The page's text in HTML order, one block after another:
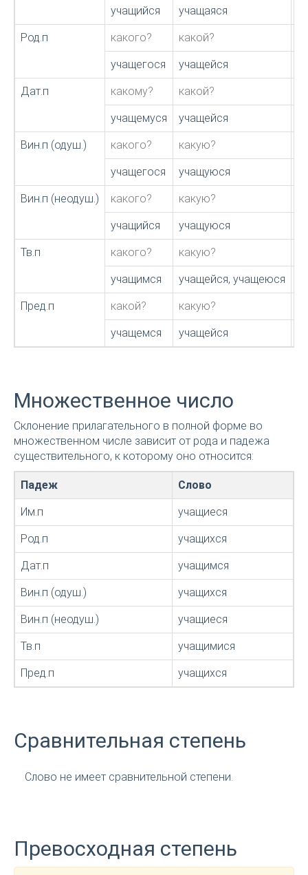
учащийся учащаяся
Род.п какого? какой?
учащегося учащейся
Дат.п какому? какой?
учащемуся учащейся
Вин.п (одуш.) какого? какую?
учащегося учащуюся
Вин.п (неодуш.) какого? какую?
учащийся учащуюся
Тв.п какого? какую?
учащимся учащейся, учащеюся
Пред.п какой? какую?
учащемся учащейся
Множественное число
Склонение прилагательного в полной форме во
множественном числе зависит от рода и падежа
существительного, к которому оно относится:
Падеж Слово
Им.п учащиеся
Род.п учащихся
Дат.п учащимся
Вин.п (одуш.) учащихся
Вин.п (неодуш.) учащиеся
Тв.п учащимися
Пред.п учащихся
Сравнительная степень
Слово не имеет сравнительной степени.
Превосходная степень